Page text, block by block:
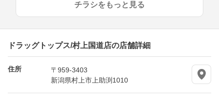
チラシをもっと見る
ドラッグトップス/村上国道店の店舗詳細
住所
〒959-3403
新潟県村上市上助渕1010